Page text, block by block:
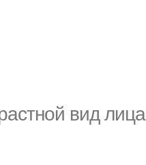
вид лица